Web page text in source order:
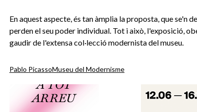
En aquest aspecte, és tan àmplia la proposta, que se'n
perden el seu poder individual. Tot i això, l'exposició,
gaudir de l'extensa col·lecció modernista del museu.
Pablo PicassoMuseu del Modernisme